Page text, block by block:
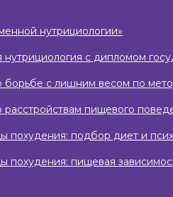
нутрициологии»
нутрициология с дипломом
борьбе с лишним весом по
расстройствам пищевого
похудения: подбор диет и
похудения: пищевая